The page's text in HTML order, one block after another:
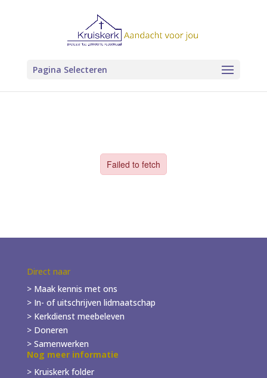
Pagina Selecteren
Direct naar
> Maak kennis met ons
> In- ofuitschrijven lidmaatschap
> Kerkdienst meebeleven
> Doneren
> Samenwerken
Nog meer informatie
> Kruiskerk folder